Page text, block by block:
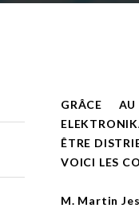
GRÂCE
ÊTRE
VOICI LES
M. Martin